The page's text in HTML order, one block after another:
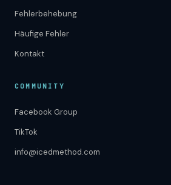
Fehlerbehebung
Häufige Fehler
Kontakt
COMMUNITY
Facebook Group
TikTok
info@icedmethod.com